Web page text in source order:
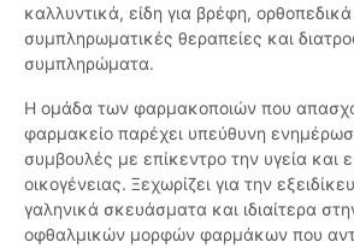
καλλυντικά, είδη για βρέφη,
συμπληρωματικές θεραπείες και
συμπληρώματα.
Η ομάδα των φαρμακοποιών που
φαρμακείο παρέχει υπεύθυνη
συμβουλές με επίκεντρο την υγεία και
οικογένειας. Ξεχωρίζει για την
γαληνικά σκευάσματα και ιδιαίτερα
οφθαλμικών μορφών φαρμάκων που